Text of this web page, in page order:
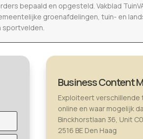
bepaald en opgesteld. Vakblad
groenafdelingen, tuin- en
Business Content
Exploiteert verschillende
online en waar mogelijk
Binckhorstlaan 36, Unit
2516 BE Den Haag